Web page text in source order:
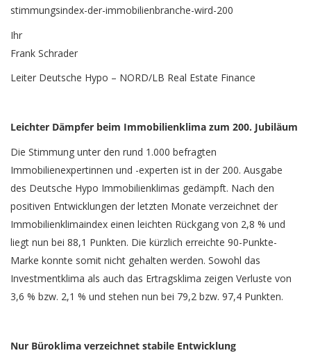
stimmungsindex-der-immobilienbranche-wird-200
Ihr
Frank Schrader
Leiter Deutsche Hypo – NORD/LB Real Estate Finance
Leichter Dämpfer beim Immobilienklima zum 200. Jubiläum
Die Stimmung unter den rund 1.000 befragten
Immobilienexpertinnen und -experten ist in der 200. Ausgabe
des Deutsche Hypo Immobilienklimas gedämpft. Nach den
positiven Entwicklungen der letzten Monate verzeichnet der
Immobilienklimaindex einen leichten Rückgang von 2,8 % und
liegt nun bei 88,1 Punkten. Die kürzlich erreichte 90-Punkte-
Marke konnte somit nicht gehalten werden. Sowohl das
Investmentklima als auch das Ertragsklima zeigen Verluste von
3,6 % bzw. 2,1 % und stehen nun bei 79,2 bzw. 97,4 Punkten.
Nur Büroklima verzeichnet stabile Entwicklung